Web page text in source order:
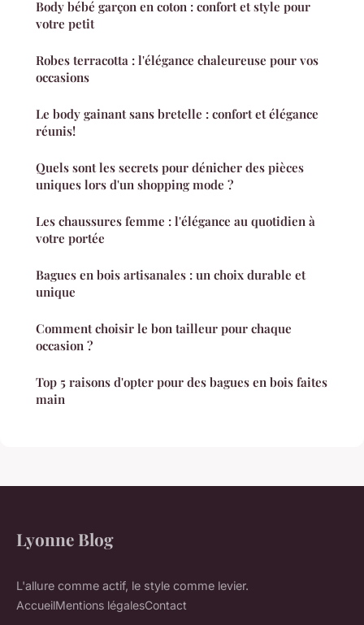
Body bébé garçon en coton : confort et style pour
votre petit
Robes terracotta : l'élégance chaleureuse pour vos
occasions
Le body gainant sans bretelle : confort et élégance
réunis!
Quels sont les secrets pour dénicher des pièces
uniques lors d'un shopping mode ?
Les chaussures femme : l'élégance au quotidien à
votre portée
Bagues en bois artisanales : un choix durable et
unique
Comment choisir le bon tailleur pour chaque
occasion ?
Top 5 raisons d'opter pour des bagues en bois faites
main
Lyonne Blog
L'allure comme actif, le style comme levier.
AccueilMentions légalesContact